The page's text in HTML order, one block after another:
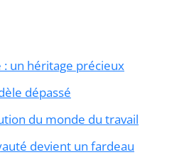
un héritage précieux
dépassé
du monde du travail
devient un fardeau